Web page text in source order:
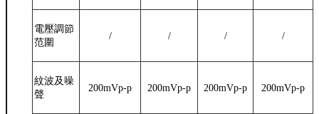
電壓調節
范圍
/ / / /
紋波及噪
聲
200mVp-p 200mVp-p 200mVp-p 200mVp-p